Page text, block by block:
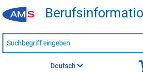
Suche
nach
Deutsch